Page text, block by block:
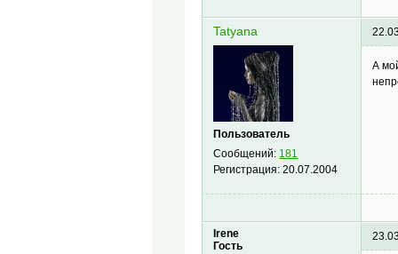
Tatyana
Пользователь
Сообщений: 181
Регистрация:20.07.2004
А
Irene
Гость